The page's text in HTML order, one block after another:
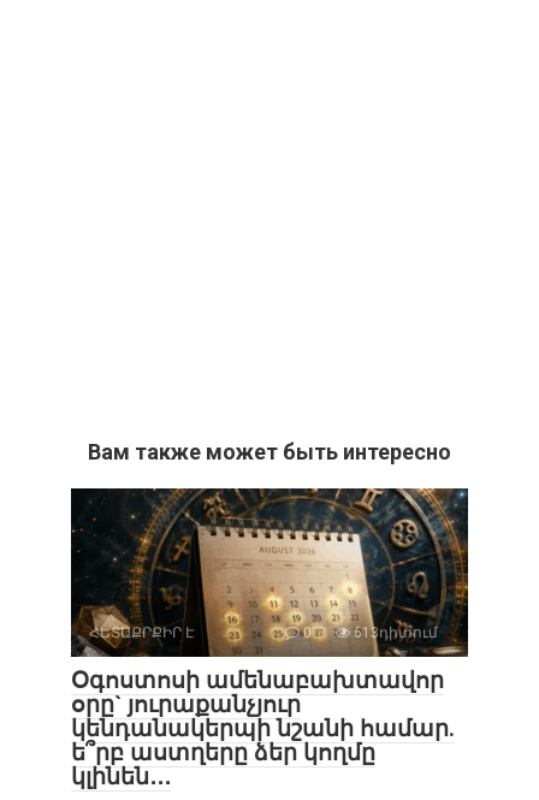
Вам также может быть интересно
ՀԵՏԱՔՐՔԻՐ Է 0 613դիտում
Օգոստոսի ամենաբախտավոր
օրը` յուրաքանչյուր
կենդանակերպի նշանի համար.
ե՞րբ աստղերը ձեր կողմը
կլինեն․․․